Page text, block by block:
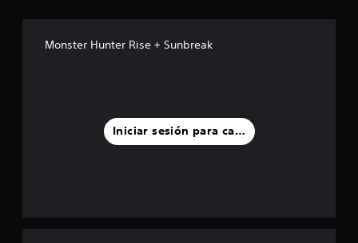
Monster Hunter Rise + Sunbreak
Iniciar sesión para calificar